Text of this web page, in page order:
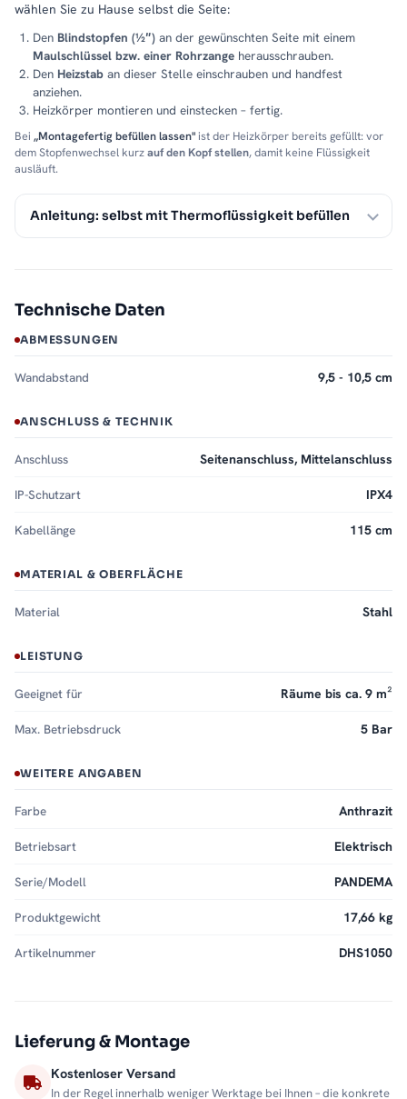
wählen Sie zu Hause selbst die Seite:
Den Blindstopfen (½″) an der gewünschten Seite mit einem
Maulschlüssel bzw. einer Rohrzange herausschrauben.
Den Heizstab an dieser Stelle einschrauben und handfest
anziehen.
Heizkörper montieren und einstecken – fertig.
Bei „Montagefertig befüllen lassen"ist der Heizkörper bereits gefüllt: vor
dem Stopfenwechsel kurzauf den Kopf stellen, damit keine Flüssigkeit
ausläuft.
Anleitung: selbst mit Thermoflüssigkeit befüllen
Technische Daten
ABMESSUNGEN
Wandabstand 9,5 - 10,5 cm
ANSCHLUSS & TECHNIK
Anschluss Seitenanschluss, Mittelanschluss
IP-Schutzart IPX4
Kabellänge 115 cm
MATERIAL & OBERFLÄCHE
Material Stahl
LEISTUNG
Geeignet für Räume bis ca. 9 m²
Max. Betriebsdruck 5 Bar
WEITERE ANGABEN
Farbe Anthrazit
Betriebsart Elektrisch
Serie/Modell PANDEMA
Produktgewicht 17,66 kg
Artikelnummer DHS1050
Lieferung & Montage
Kostenloser Versand
In der Regel innerhalb weniger Werktage bei Ihnen – die konkrete